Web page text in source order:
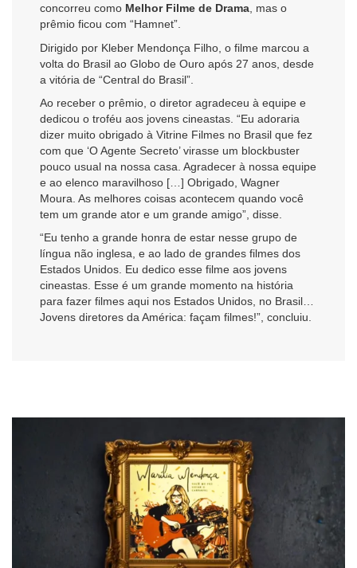
concorreu como Melhor Filme de Drama , mas o
prêmio ficou com “Hamnet”.
Dirigido por Kleber Mendonça Filho, o filme marcou a
volta do Brasil ao Globo de Ouro após 27 anos, desde
a vitória de “Central do Brasil”.
Ao receber o prêmio, o diretor agradeceu à equipe e
dedicou o troféu aos jovens cineastas. “Eu adoraria
dizer muito obrigado à Vitrine Filmes no Brasil que fez
com que ‘O Agente Secreto’ virasse um blockbuster
pouco usual na nossa casa. Agradecer à nossa equipe
e ao elenco maravilhoso […] Obrigado, Wagner
Moura. As melhores coisas acontecem quando você
tem um grande ator e um grande amigo”, disse.
“Eu tenho a grande honra de estar nesse grupo de
língua não inglesa, e ao lado de grandes filmes dos
Estados Unidos. Eu dedico esse filme aos jovens
cineastas. Esse é um grande momento na história
para fazer filmes aqui nos Estados Unidos, no Brasil…
Jovens diretores da América: façam filmes!”, concluiu.